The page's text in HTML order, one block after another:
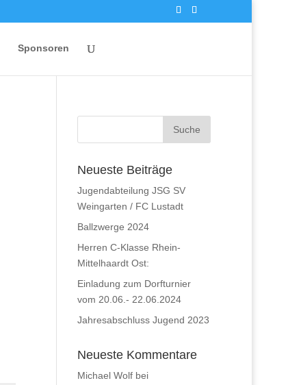
Sponsoren
Neueste Beiträge
Jugendabteilung JSG SV
Weingarten / FC Lustadt
Ballzwerge 2024
Herren C-Klasse Rhein-
Mittelhaardt Ost:
Einladung zum Dorfturnier
vom 20.06.- 22.06.2024
Jahresabschluss Jugend 2023
Neueste Kommentare
Michael Wolfbei